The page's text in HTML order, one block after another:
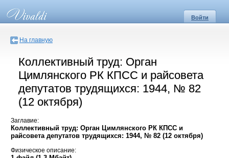
Войти
На главную
Коллективный труд: Орган
Цимлянского РК КПСС и райсовета
депутатов трудящихся: 1944, № 82
(12 октября)
Заглавие:
Коллективный труд: Орган Цимлянского РК КПСС и
райсовета депутатов трудящихся: 1944, № 82 (12 октября)
Физическое описание: